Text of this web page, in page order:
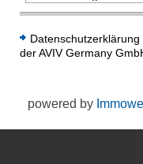
der AVIV Germany
powered by